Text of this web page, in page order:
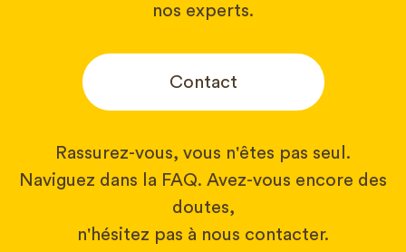
nos experts.
Contact
Rassurez-vous, vous n'êtes pas seul.
Naviguez dans la FAQ. Avez-vous encore des
doutes,
n'hésitez pas à nous contacter.